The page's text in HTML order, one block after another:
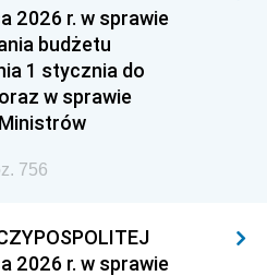
1946
2026 r. w sprawie
budżetu
1 stycznia do
w sprawie
756
2026 r. w sprawie